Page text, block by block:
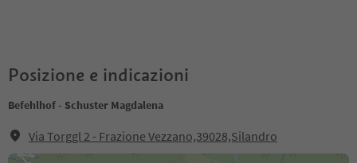
Posizione e indicazioni
Befehlhof - Schuster Magdalena
Via Torggl 2 - Frazione Vezzano,39028,Silandro